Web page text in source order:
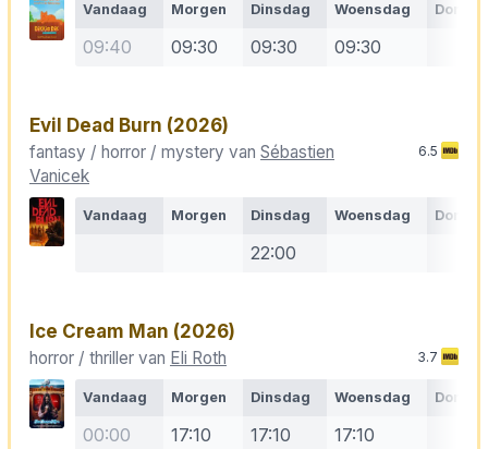
Vandaag Morgen Dinsdag Woensdag
09:40 09:30 09:30 09:30
Evil Dead Burn (2026)
fantasy / horror / mystery van Sébastien
Vanicek
6.5
Vandaag Morgen Dinsdag Woensdag
22:00
Ice Cream Man (2026)
horror / thriller van Eli Roth 3.7
Vandaag Morgen Dinsdag Woensdag
00:00
17:10
17:10
17:10